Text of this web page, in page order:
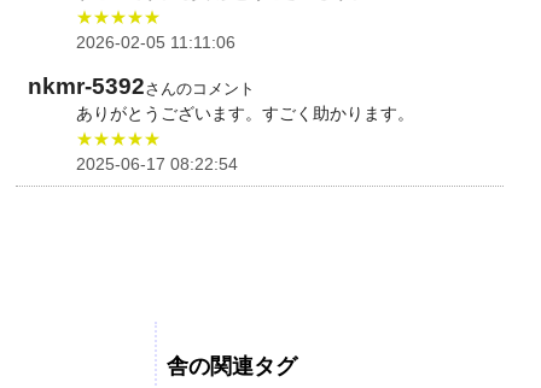
★★★★★
2026-02-05 11:11:06
nkmr-5392さんのコメント
ありがとうございます。すごく助かります。
★★★★★
2025-06-17 08:22:54
舎の関連タグ